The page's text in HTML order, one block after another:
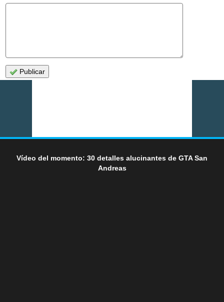
Publicar
Vídeo del momento: 30 detalles alucinantes de GTA San
Andreas